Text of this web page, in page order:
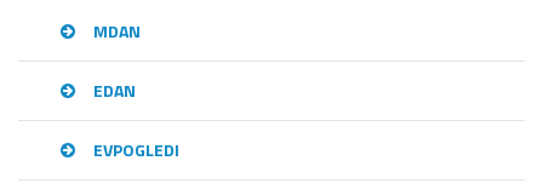
MDAN
EDAN
EVPOGLEDI